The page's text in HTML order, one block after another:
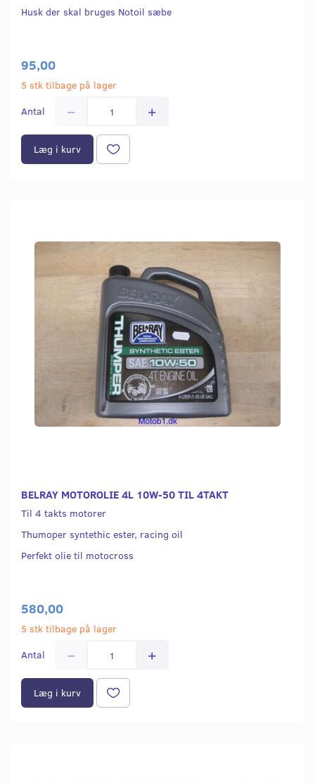
Husk der skal bruges Notoil sæbe
95,00
5 stk tilbage på lager
Antal
Læg i kurv
BELRAY MOTOROLIE 4L 10W-50 TIL 4TAKT
Til 4 takts motorer
Thumoper syntethic ester, racing oil
Perfekt olie til motocross
580,00
5 stk tilbage på lager
Antal
Læg i kurv